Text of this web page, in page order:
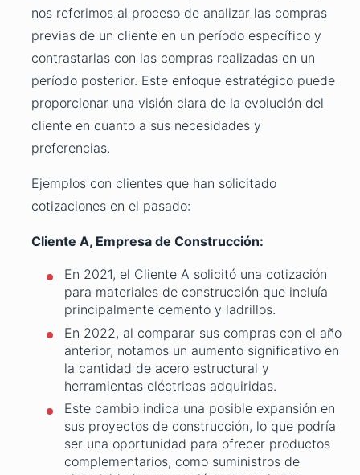
nos referimos al proceso de analizar las compras
previas de un cliente en un período específico y
contrastarlas con las compras realizadas en un
período posterior. Este enfoque estratégico puede
proporcionar una visión clara de la evolución del
cliente en cuanto a sus necesidades y
preferencias.
Ejemplos con clientes que han solicitado
cotizaciones en el pasado:
Cliente A, Empresa de Construcción:
En 2021, el Cliente A solicitó una cotización
para materiales de construcción que incluía
principalmente cemento y ladrillos.
En 2022, al comparar sus compras con el año
anterior, notamos un aumento significativo en
la cantidad de acero estructural y
herramientas eléctricas adquiridas.
Este cambio indica una posible expansión en
sus proyectos de construcción, lo que podría
ser una oportunidad para ofrecer productos
complementarios, como suministros de